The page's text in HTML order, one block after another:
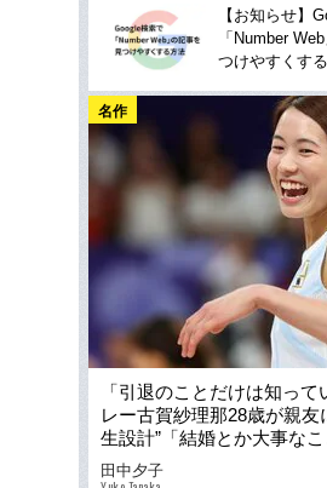
【お知らせ】
「Number
つけやすくす
名作
「引退のことだけは知っ
レー古賀紗理那28歳が親友
生設計”「結婚とか大事な
ラリと言うのに…」
田中夕子